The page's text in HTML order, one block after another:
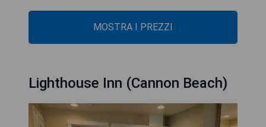
MOSTRA I PREZZI
Lighthouse Inn (Cannon Beach)